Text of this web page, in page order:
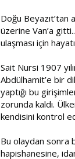
Doğu Beyazıt’tan
üzerine Van’a
ulaşması için
Sait Nursi 1907
Abdülhamit’e bir
yaptığı bu
zorunda kaldı.
kendisini kontrol
Bu olaydan sonra
hapishanesine,